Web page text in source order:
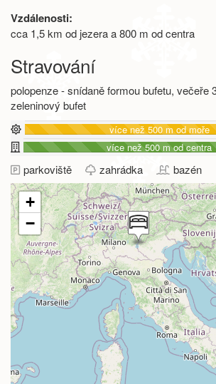
Vzdálenosti:
cca 1,5 km od jezera a 800 m od centra
Stravování
polopenze - snídaně formou bufetu, večeře
zeleninový bufet
více než 500 m od moře
více než 500 m od centra
parkoviště zahrádka bazén
+
−